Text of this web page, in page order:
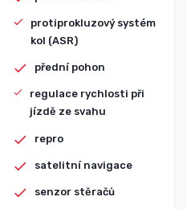
protiprokluzový systém
kol (ASR)
přední pohon
regulace rychlosti při
jízdě ze svahu
repro
satelitní navigace
senzor stěračů